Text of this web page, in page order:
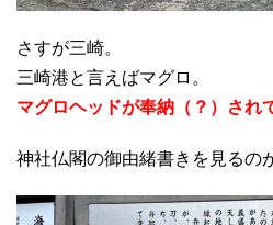
さすが三崎。
三崎港と言えばマグロ。
マグロヘッドが奉納（？）され
神社仏閣の御由緒書きを見るの